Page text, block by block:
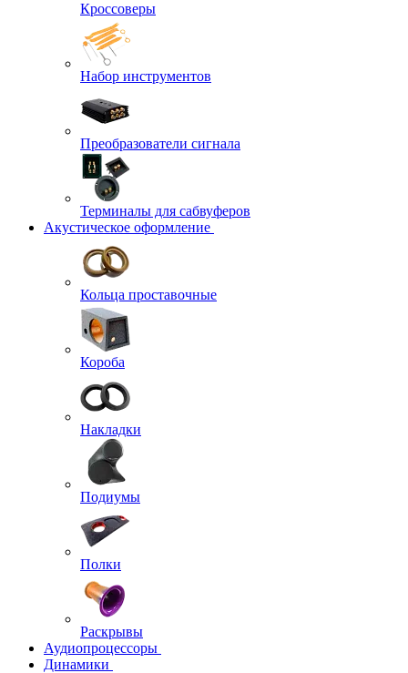
Кроссоверы
Набор инструментов
Преобразователи сигнала
Терминалы для сабвуферов
Акустическое оформление
Кольца проставочные
Короба
Накладки
Подиумы
Полки
Раскрывы
Аудиопроцессоры
Динамики